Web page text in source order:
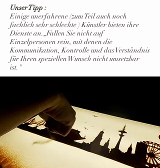
Unser Tipp :
​​Einige unerfahrene (zum Teil auch noch
fachlich sehr schlechte ) Künstler bieten ihre
Dienste an.„Fallen Sie nicht auf
Einzelpersonen rein, mit denen die
Kommunikation, Kontrolle und das Verständnis
für Ihren speziellen Wunsch nicht umsetzbar
ist."